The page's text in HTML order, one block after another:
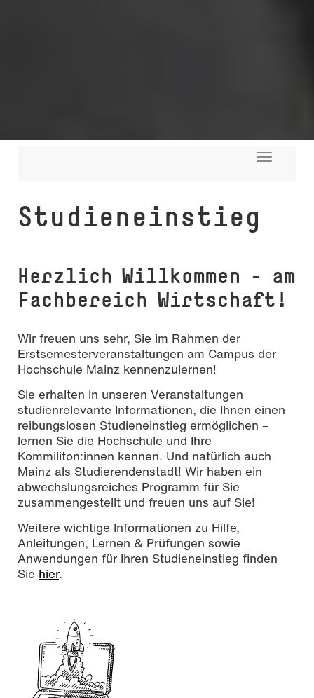
Toggle
Studieneinstieg
Herzlich Willkommen – am
Fach­be­reich Wirtschaft!
Wir freuen uns sehr, Sie im Rahmen der
Erstsemesterveranstaltungen am Campus der
Hochschule Mainz kennenzulernen!
Sie erhalten in unseren Veranstaltungen
studienrelevante Informationen, die Ihnen einen
reibungslosen Studieneinstieg ermöglichen –
lernen Sie die Hochschule und Ihre
Kommiliton:innen kennen. Und natürlich auch
Mainz als Studierendenstadt! Wir haben ein
abwechslungsreiches Programm für Sie
zusammengestellt und freuen uns auf Sie!
Weitere wichtige Informationen zu Hilfe,
Anleitungen, Lernen & Prüfungen sowie
Anwendungen für Ihren Studieneinstieg finden
Sie hier.